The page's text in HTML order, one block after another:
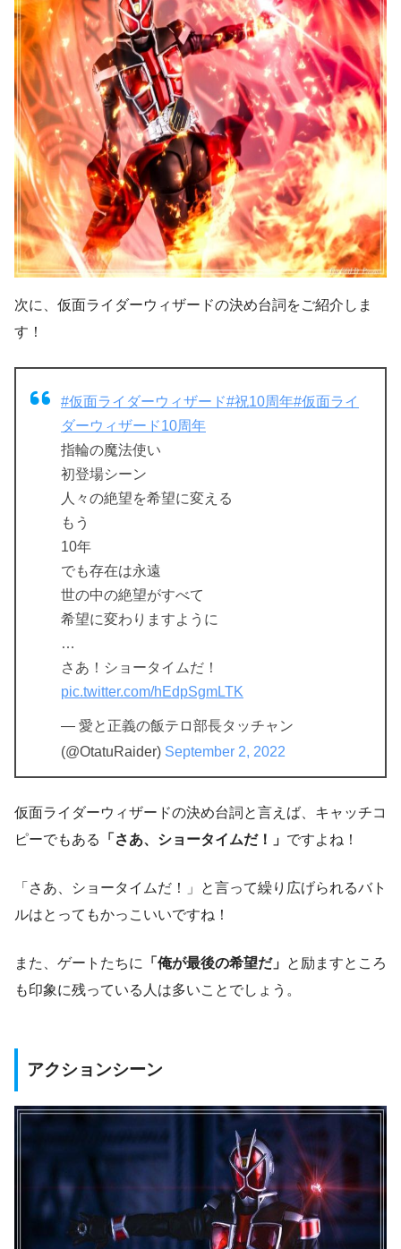
次に、仮面ライダーウィザードの決め台詞をご紹介しま
す！
#仮面ライダーウィザード#祝10周年#仮面ライ
ダーウィザード10周年
指輪の魔法使い
初登場シーン
人々の絶望を希望に変える
もう
10年
でも存在は永遠
世の中の絶望がすべて
希望に変わりますように
…
さあ！ショータイムだ！
pic.twitter.com/hEdpSgmLTK
— 愛と正義の飯テロ部長タッチャン
(@OtatuRaider) September 2, 2022
仮面ライダーウィザードの決め台詞と言えば、キャッチコ
ピーでもある
「さあ、ショータイムだ！」 ですよね！
「さあ、ショータイムだ！」と言って繰り広げられるバト
ルはとってもかっこいいですね！
また、ゲートたちに 「俺が最後の希望だ」 と励ますところ
も印象に残っている人は多いことでしょう。
アクションシーン